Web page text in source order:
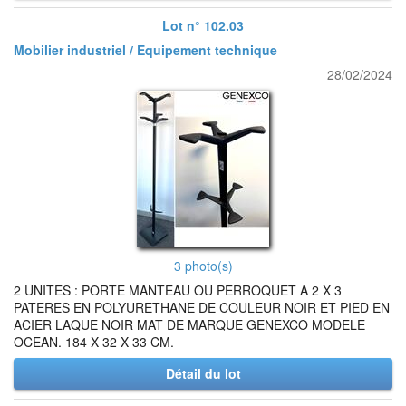
Lot n° 102.03
Mobilier industriel / Equipement technique
28/02/2024
3 photo(s)
2 UNITES : PORTE MANTEAU OU PERROQUET A 2 X 3
PATERES EN POLYURETHANE DE COULEUR NOIR ET PIED EN
ACIER LAQUE NOIR MAT DE MARQUE GENEXCO MODELE
OCEAN. 184 X 32 X 33 CM.
Détail du lot